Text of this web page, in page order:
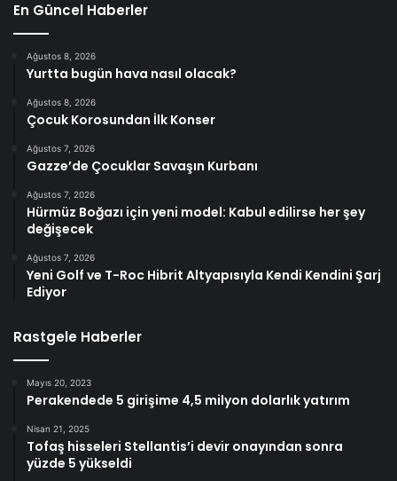
En Güncel Haberler
Ağustos 8, 2026
Yurtta bugün hava nasıl olacak?
Ağustos 8, 2026
Çocuk Korosundan İlk Konser
Ağustos 7, 2026
Gazze’de Çocuklar Savaşın Kurbanı
Ağustos 7, 2026
Hürmüz Boğazı için yeni model: Kabul edilirse her şey
değişecek
Ağustos 7, 2026
Yeni Golf ve T-Roc Hibrit Altyapısıyla Kendi Kendini Şarj
Ediyor
Rastgele Haberler
Mayıs 20, 2023
Perakendede 5 girişime 4,5 milyon dolarlık yatırım
Nisan 21, 2025
Tofaş hisseleri Stellantis’i devir onayından sonra
yüzde 5 yükseldi